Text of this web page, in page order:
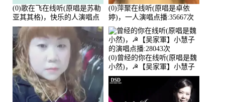
(0)歌在飞在线听(原唱是苏勒
亚其其格)，快乐的人演唱点
播:36次
(0)萍聚在线听(原唱是卓依
婷)，一人演唱点播:35667次
(0)曾经的你在线听(原唱是魏
小然)，☭【吴家軍】小慧子
的演唱点播:28043次